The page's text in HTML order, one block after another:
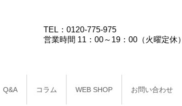
TEL：0120-775-975
営業時間 11：00～19：00（火曜定休）
Q&A コラム WEB SHOP お問い合わせ